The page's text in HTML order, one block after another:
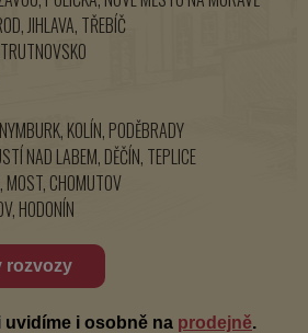
JIHLAVA, TŘEBÍČ
KOLÍN, PODĚBRADY
NAD LABEM, DĚČÍN, TEPLICE
CHOMUTOV
HODONÍN
rozvozy
uvidíme i osobně na prodejně.